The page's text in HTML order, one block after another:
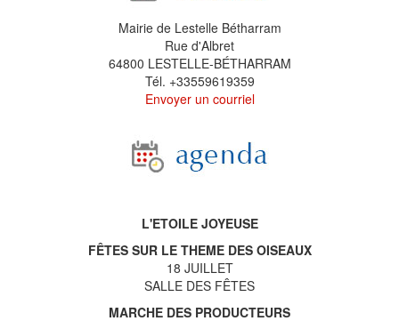
Mairie de Lestelle Bétharram
Rue d'Albret
64800 LESTELLE-BÉTHARRAM
Tél. +33559619359
Envoyer un courriel
L'ETOILE JOYEUSE
FÊTES SUR LE THEME DES OISEAUX
18 JUILLET
SALLE DES FÊTES
MARCHE DES PRODUCTEURS